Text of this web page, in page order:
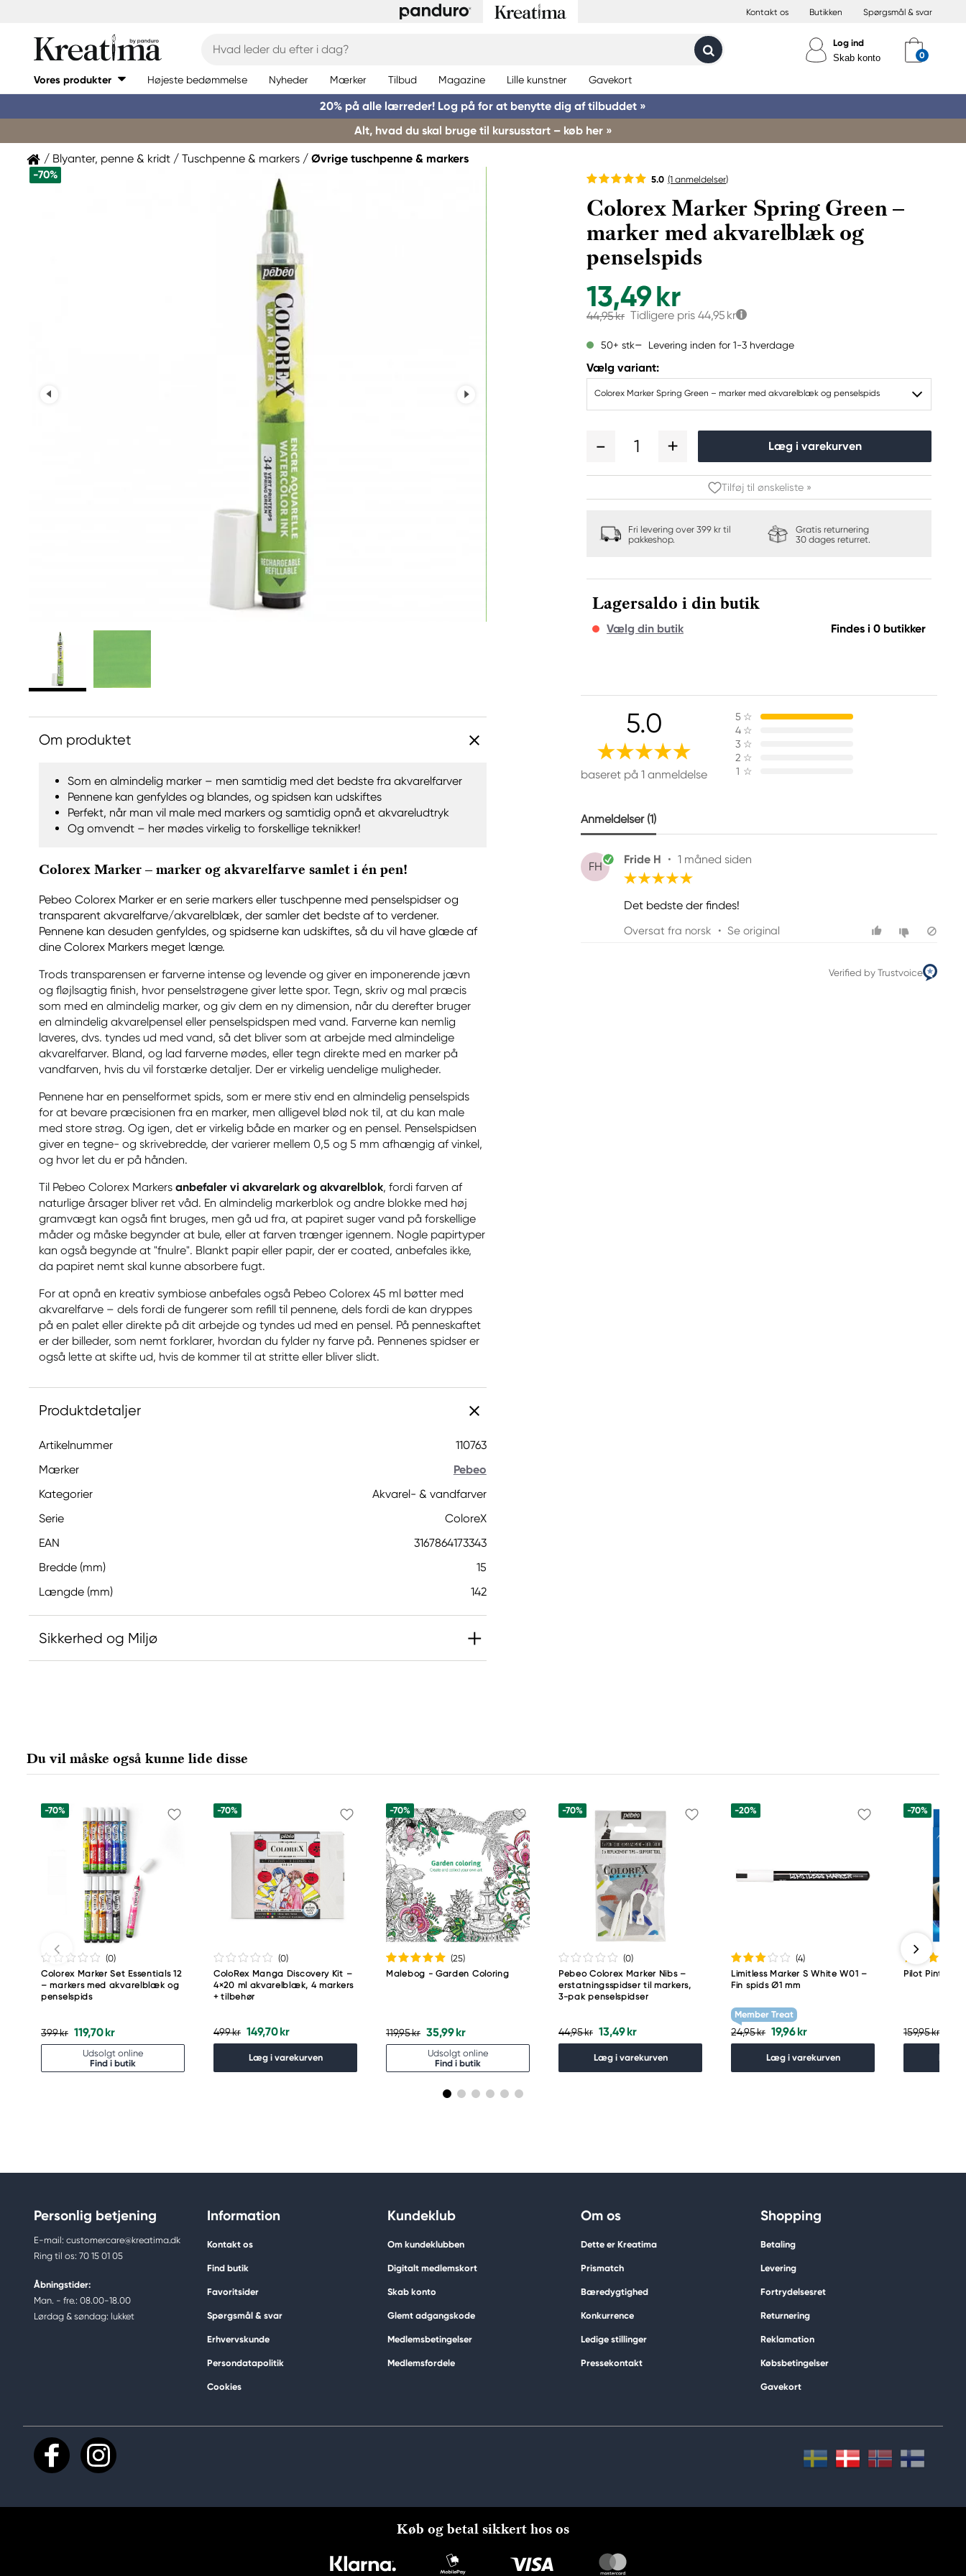
Kontakt os Butikken Spørgsmål & svar
Log ind
Skab konto
Vores produkter Højeste bedømmelse Nyheder Mærker Tilbud Magazine Lille kunstner Gavekort
20% på alle lærreder! Log på for at benytte dig af tilbuddet »
Alt, hvad du skal bruge til kursusstart – køb her »
Blyanter, penne & kridt Tuschpenne & markers Øvrige tuschpenne & markers
-70% 5.0 (1 anmeldelser)
Colorex Marker Spring Green –
marker med akvarelblæk og
penselspids
13,49 kr
44,95 kr Tidligere pris 44,95 kr
50+ stk Levering inden for 1-3 hverdage
Vælg variant:
Colorex Marker Spring Green – marker med akvarelblæk og penselspids
1 Læg i varekurven
Tilføj til ønskeliste »
Fri levering over 399 kr til
pakkeshop.
Gratis returnering
30 dages returret.
Lagersaldo i din butik
Vælg din butik Findes i 0 butikker
Om produktet
Som en almindelig marker – men samtidig med det bedste fra akvarelfarver
Pennene kan genfyldes og blandes, og spidsen kan udskiftes
Perfekt, når man vil male med markers og samtidig opnå et akvareludtryk
Og omvendt – her mødes virkelig to forskellige teknikker!
Colorex Marker – marker og akvarelfarve samlet i én pen!
Pebeo Colorex Marker er en serie markers eller tuschpenne med penselspidser og
transparent akvarelfarve/akvarelblæk, der samler det bedste af to verdener.
Pennene kan desuden genfyldes, og spidserne kan udskiftes, så du vil have glæde af
dine Colorex Markers meget længe.
Trods transparensen er farverne intense og levende og giver en imponerende jævn
og fløjlsagtig finish, hvor penselstrøgene giver lette spor. Tegn, skriv og mal præcis
som med en almindelig marker, og giv dem en ny dimension, når du derefter bruger
en almindelig akvarelpensel eller penselspidspen med vand. Farverne kan nemlig
laveres, dvs. tyndes ud med vand, så det bliver som at arbejde med almindelige
akvarelfarver. Bland, og lad farverne mødes, eller tegn direkte med en marker på
vandfarven, hvis du vil forstærke detaljer. Der er virkelig uendelige muligheder.
Pennene har en penselformet spids, som er mere stiv end en almindelig penselspids
for at bevare præcisionen fra en marker, men alligevel blød nok til, at du kan male
med store strøg. Og igen, det er virkelig både en marker og en pensel. Penselspidsen
giver en tegne- og skrivebredde, der varierer mellem 0,5 og 5 mm afhængig af vinkel,
og hvor let du er på hånden.
Til Pebeo Colorex Markers anbefaler vi akvarelark og akvarelblok, fordi farven af
naturlige årsager bliver ret våd. En almindelig markerblok og andre blokke med høj
gramvægt kan også fint bruges, men gå ud fra, at papiret suger vand på forskellige
måder og måske begynder at bule, eller at farven trænger igennem. Nogle papirtyper
kan også begynde at "fnulre". Blankt papir eller papir, der er coated, anbefales ikke,
da papiret nemt skal kunne absorbere fugt.
For at opnå en kreativ symbiose anbefales også Pebeo Colorex 45 ml bøtter med
akvarelfarve – dels fordi de fungerer som refill til pennene, dels fordi de kan dryppes
på en palet eller direkte på dit arbejde og tyndes ud med en pensel. På penneskaftet
er der billeder, som nemt forklarer, hvordan du fylder ny farve på. Pennenes spidser er
også lette at skifte ud, hvis de kommer til at stritte eller bliver slidt.
Produktdetaljer
Artikelnummer
110763
Mærker
Pebeo
Kategorier
Akvarel- & vandfarver
Serie
ColoreX
EAN
3167864173343
Bredde (mm)
15
Længde (mm)
142
Sikkerhed og Miljø
13881 GEMENOS, CEDEX, France
info@pebeo.com
5.0
baseret på 1 anmeldelse
5 ☆
4 ☆
3 ☆
2 ☆
1 ☆
Anmeldelser (1)
FH
Fride H • 1 måned siden
Det bedste der findes!
Oversat fra norsk • Se original
Verified by Trustvoice
Du vil måske også kunne lide disse
-70%
(0)
Colorex Marker Set Essentials 12
– markers med akvarelblæk og
penselspids
399 kr 119,70 kr
Udsolgt online
Find i butik
-70%
(0)
ColoRex Manga Discovery Kit –
4×20 ml akvarelblæk, 4 markers
+ tilbehør
499 kr 149,70 kr
Læg i varekurven
-70%
(25)
Malebog - Garden Coloring
119,95 kr 35,99 kr
Udsolgt online
Find i butik
-70%
(0)
Pebeo Colorex Marker Nibs –
erstatningsspidser til markers,
3-pak penselspidser
44,95 kr 13,49 kr
Læg i varekurven
-20%
(4)
Limitless Marker S White W01 –
Fin spids Ø1 mm
Member Treat
24,95 kr 19,96 kr
Læg i varekurven
-70%
Pilot Pintor F
159,95 kr
Læg i
Personlig betjening
E-mail: customercare@kreatima.dk
Ring til os: 70 15 01 05
Åbningstider:
Man. - fre.: 08.00-18.00
Lørdag & søndag: lukket
Information
Kontakt os
Find butik
Favoritsider
Spørgsmål & svar
Erhvervskunde
Persondatapolitik
Cookies
Kundeklub
Om kundeklubben
Digitalt medlemskort
Skab konto
Glemt adgangskode
Medlemsbetingelser
Medlemsfordele
Om os
Dette er Kreatima
Prismatch
Bæredygtighed
Konkurrence
Ledige stillinger
Pressekontakt
Shopping
Betaling
Levering
Fortrydelsesret
Returnering
Reklamation
Købsbetingelser
Gavekort
Køb og betal sikkert hos os